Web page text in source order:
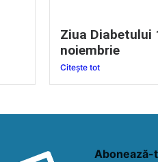
Ziua Diabetului
noiembrie
Citește tot